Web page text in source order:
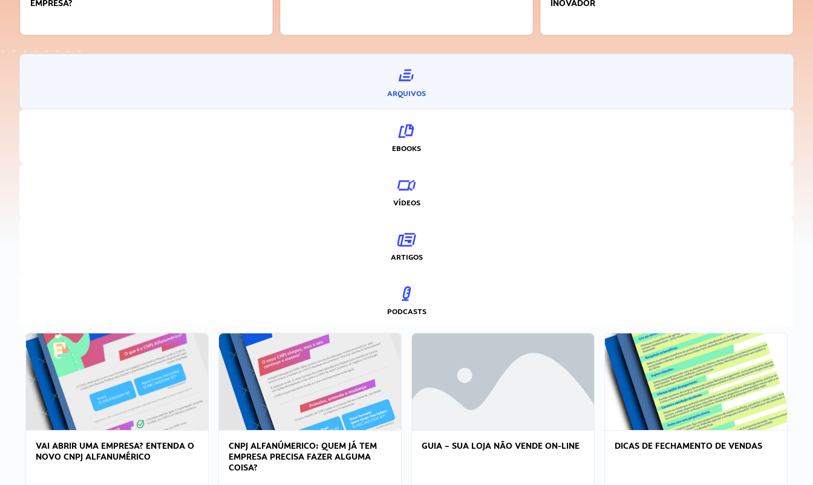
ARQUIVOS
EBOOKS
VÍDEOS
ARTIGOS
PODCASTS
VAI ABRIR UMA EMPRESA? ENTENDA O
NOVO CNPJ ALFANUMÉRICO
CNPJ ALFANÚMERICO: QUEM JÁ TEM
EMPRESA PRECISA FAZER ALGUMA
COISA?
GUIA – SUA LOJA NÃO VENDE ON-LINE DICAS DE FECHAMENTO DE VENDAS